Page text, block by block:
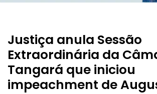
Justiça anula Sessão
Extraordinária da
Tangará que iniciou
impeachment de